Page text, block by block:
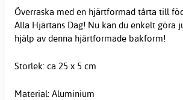
Överraska med en hjärtformad tårta till
Alla Hjärtans Dag! Nu kan du enkelt göra
hjälp av denna hjärtformade bakform!
Storlek: ca 25 x 5 cm
Material: Aluminium